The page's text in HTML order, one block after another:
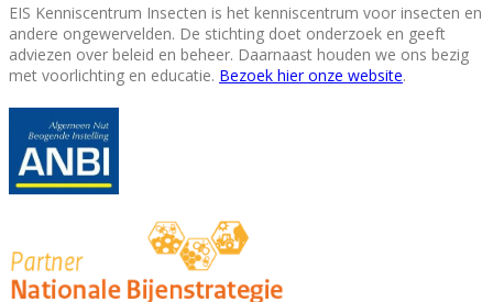
EIS Kenniscentrum Insecten is het kenniscentrum voor insecten en
andere ongewervelden. De stichting doet onderzoek en geeft
adviezen over beleid en beheer. Daarnaast houden we ons bezig
met voorlichting en educatie. Bezoek hier onze website.